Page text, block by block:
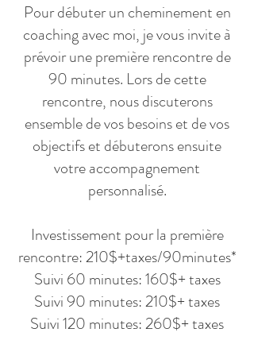
Pour débuter un cheminement en
coaching avec moi, je vous invite à
prévoir une première rencontre de
90 minutes. Lors de cette
rencontre, nous discuterons
ensemble de vos besoins et de vos
objectifs et débuterons ensuite
votre accompagnement
personnalisé.
Investissement pour la première
rencontre: 210$+taxes/90minutes*
Suivi 60 minutes: 160$+ taxes
Suivi 90 minutes: 210$+ taxes
Suivi 120 minutes: 260$+ taxes